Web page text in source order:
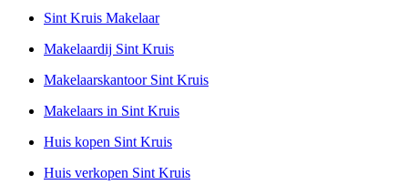
Sint Kruis Makelaar
Makelaardij Sint Kruis
Makelaarskantoor Sint Kruis
Makelaars in Sint Kruis
Huis kopen Sint Kruis
Huis verkopen Sint Kruis